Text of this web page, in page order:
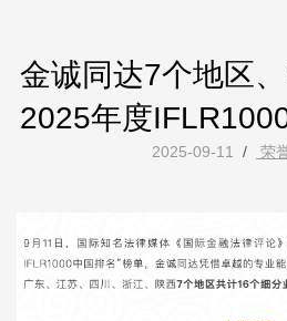
金诚同达7个地区
2025年度
2025-09-11 / 荣